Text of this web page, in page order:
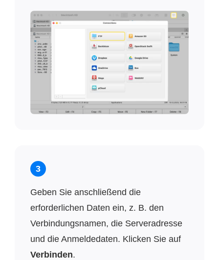
3
Geben Sie anschließend die
erforderlichen Daten ein, z. B. den
Verbindungsnamen, die Serveradresse
und die Anmeldedaten. Klicken Sie auf
Verbinden.